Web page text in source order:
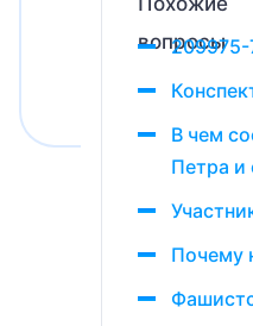
209975-
В чем
Петра и
Почему